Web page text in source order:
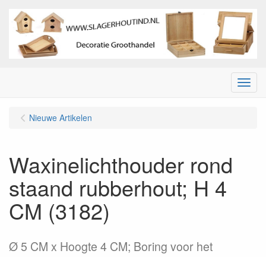
Menu
Nieuwe Artikelen
Waxinelichthouder rond
staand rubberhout; H 4
CM (3182)
Ø 5 CM x Hoogte 4 CM; Boring voor het